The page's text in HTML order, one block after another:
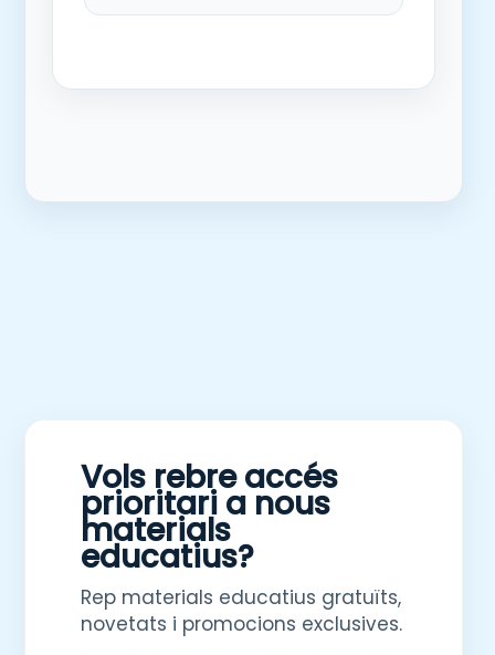
Vols rebre accés
prioritari a nous
materials
educatius?
Rep materials educatius gratuïts,
novetats i promocions exclusives.